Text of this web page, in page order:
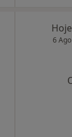
Hoje
6 Ago